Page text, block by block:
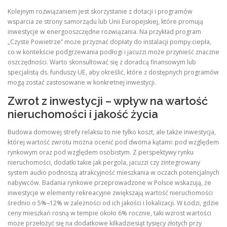
Kolejnym rozwiązaniem jest skorzystanie z dotacji i programów
wsparcia ze strony samorządu lub Unii Europejskiej, które promują
inwestycje w energooszczędne rozwiązania. Na przykład program
„Czyste Powietrze” może przyznać dopłaty do instalacji pompy ciepła,
co w kontekście podgrzewania podłogi i jacuzzi może przynieść znaczne
oszczędności. Warto skonsultować się z doradcą finansowym lub
specjalistą ds. funduszy UE, aby określić, które z dostępnych programów
mogą zostać zastosowane w konkretnej inwestycji.
Zwrot z inwestycji – wpływ na wartość
nieruchomości i jakość życia
Budowa domowej strefy relaksu to nie tylko koszt, ale także inwestycja,
której wartość zwrotu można ocenić pod dwoma kątami: pod względem
rynkowym oraz pod względem osobistym. Z perspektywy rynku
nieruchomości, dodatki takie jak pergola, jacuzzi czy zintegrowany
system audio podnoszą atrakcyjność mieszkania w oczach potencjalnych
nabywców. Badania rynkowe przeprowadzone w Polsce wskazują, że
inwestycje w elementy rekreacyjne zwiększają wartość nieruchomości
średnio o 5%–12% w zależności od ich jakości i lokalizacji. W Łodzi, gdzie
ceny mieszkań rosną w tempie około 6% rocznie, taki wzrost wartości
może przełożyć się na dodatkowe kilkadziesiąt tysięcy złotych przy